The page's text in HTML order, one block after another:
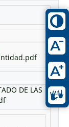
DE LAS